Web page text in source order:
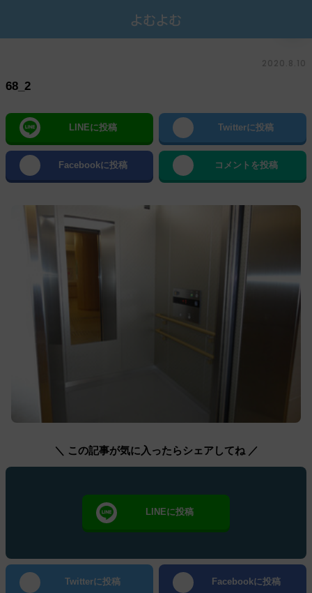
2020.8.10
68_2
LINEに投稿 Twitterに投稿
Facebookに投稿 コメントを投稿
＼ この記事が気に入ったらシェアしてね ／
LINEに投稿
Twitterに投稿 Facebookに投稿